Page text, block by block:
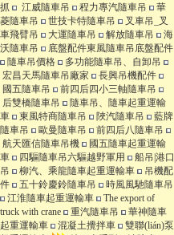
抓
江威隨車吊 程力專汽隨車吊
華
菱隨車吊
世技卡特隨車吊
叉車吊_叉
車飛臂吊
大運隨車吊 解放隨車吊
海
沃隨車吊
底盤配件東風隨車吊底盤配件
隨車吊價格
多功能隨車吊、自卸吊
宏昌天馬隨車吊廠家
長興吊機配件
國五隨車吊
前四后四小三軸隨車吊
后雙橋隨車吊
隨車吊、隨車起重運輸
車
東風特商隨車吊 陜汽隨車吊
藍牌
隨車吊
歐曼隨車吊
前四后八隨車吊
航天匯信隨車吊機
國五隨車起重運輸
車
四驅隨車吊六驅越野軍用
船吊|港口
吊
柳汽、乘龍隨車起重運輸車
吊機配
件
五十鈴慶鈴隨車吊
時風風馳隨車吊
江淮隨車起重運輸車
The export of
truck with crane
重汽隨車吊
華神隨車
起重運輸車
混凝土攪拌車
雙聯(lián)泵